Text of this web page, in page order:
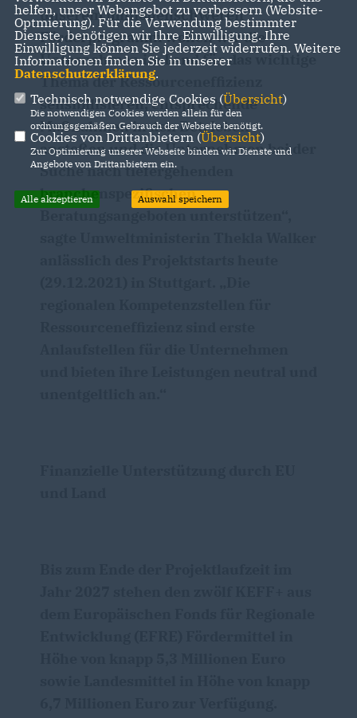
unserem millionenschweren
Förderprogramm wollen wir die
Unternehmen im Land für das wichtige
Thema der Ressourceneffizienz
sensibilisieren, entsprechende
Maßnahmen in den Betrieben
anstoßen und die Unternehmen bei der
Suche nach tiefergehenden
branchenspezifischen
helfen, unser Webangebot zu verbessern (Website-
Optmierung). Für die Verwendung bestimmter
Dienste, benötigen wir Ihre Einwilligung. Ihre
Einwilligung können Sie jederzeit widerrufen. Weitere
Informationen finden Sie in unserer
Datenschutzerklärung.
Technisch notwendige Cookies (Übersicht)
Die notwendigen Cookies werden allein für den
ordnungsgemäßen Gebrauch der Webseite benötigt.
Cookies von Drittanbietern (Übersicht)
Zur Optimierung unserer Webseite binden wir Dienste und
Angebote von Drittanbietern ein.
Alle akzeptieren Auswahl speichern